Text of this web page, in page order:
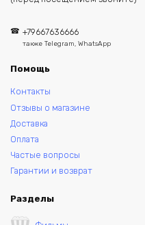
+79667636666
также Telegram, WhatsApp
Помощь
Контакты
Отзывы о магазине
Доставка
Оплата
Частые вопросы
Гарантии и возврат
Разделы